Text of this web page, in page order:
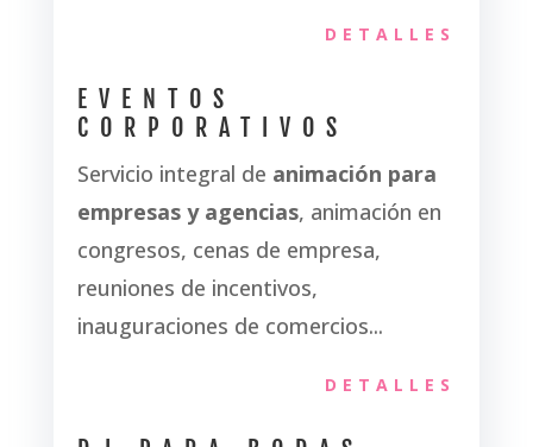
DETALLES
EVENTOS
CORPORATIVOS
Servicio integral de animación para
empresas y agencias, animación en
congresos, cenas de empresa,
reuniones de incentivos,
inauguraciones de comercios...
DETALLES